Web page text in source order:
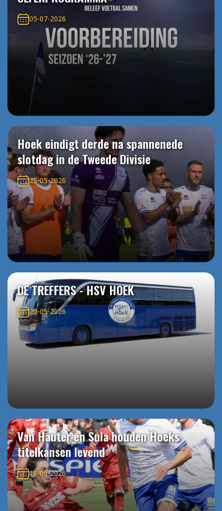
05-07-2026
Hoek eindigt derde na spannenede
slotdag in de Tweede Divisie
25-05-2026
DE TREFFERS - HSV HOEK
20-05-2026
Van Hauter en Sula houden Hoeks
titelkansen levend
18-05-2026